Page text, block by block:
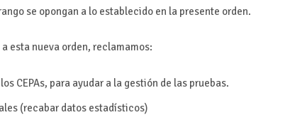
se opongan a lo establecido en la presente orden.
esta nueva orden, reclamamos:
CEPAs, para ayudar a la gestión de las pruebas.
(recabar datos estadísticos)